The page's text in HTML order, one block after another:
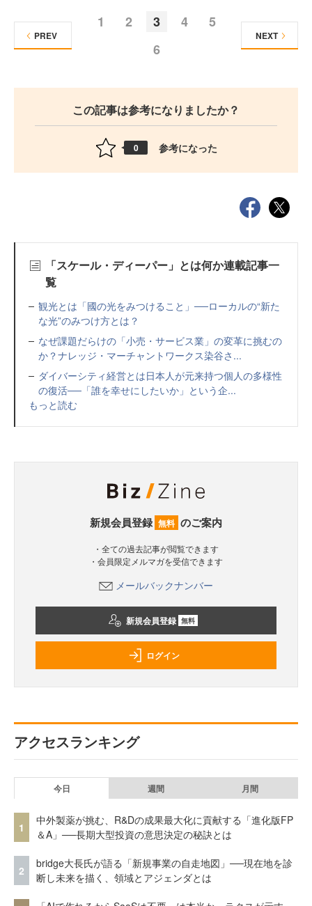
1 2 3 4
5
6
PREV NEXT
この記事は参考になりましたか？
0 参考になった
「スケール・ディーパー」とは何か連載記事一
覧
観光とは「國の光をみつけること」──ローカルの“新た
な光”のみつけ方とは？
なぜ課題だらけの「小売・サービス業」の変革に挑むの
か？ナレッジ・マーチャントワークス染谷さ...
ダイバーシティ経営とは日本人が元来持つ個人の多様性
の復活──「誰を幸せにしたいか」という企...
もっと読む
新規会員登録 無料 のご案内
・全ての過去記事が閲覧できます
・会員限定メルマガを受信できます
メールバックナンバー
新規会員登録 無料
ログイン
アクセスランキング
今日 週間 月間
1
中外製薬が挑む、R&Dの成果最大化に貢献する「進化版FP
＆A」──長期大型投資の意思決定の秘訣とは
2
bridge大長氏が語る「新規事業の自走地図」──現在地を診
断し未来を描く、領域とアジェンダとは